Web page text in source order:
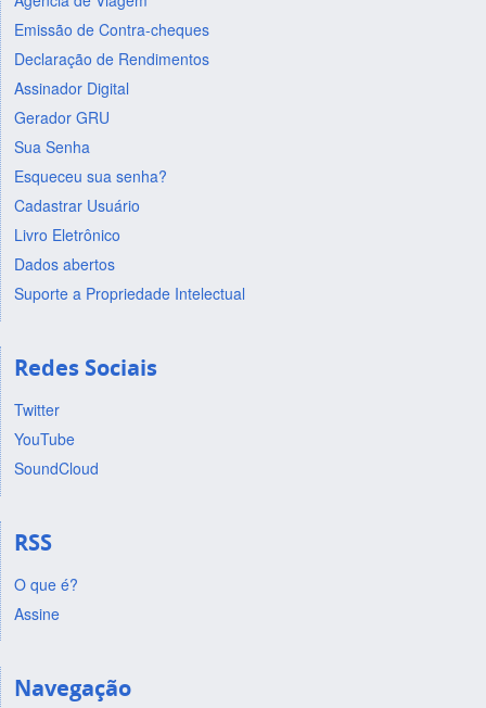
Emissão de Contra-cheques
Declaração de Rendimentos
Assinador Digital
Gerador GRU
Sua Senha
Esqueceu sua senha?
Cadastrar Usuário
Livro Eletrônico
Dados abertos
Suporte a Propriedade Intelectual
Redes Sociais
Twitter
YouTube
SoundCloud
RSS
O que é?
Assine
Navegação